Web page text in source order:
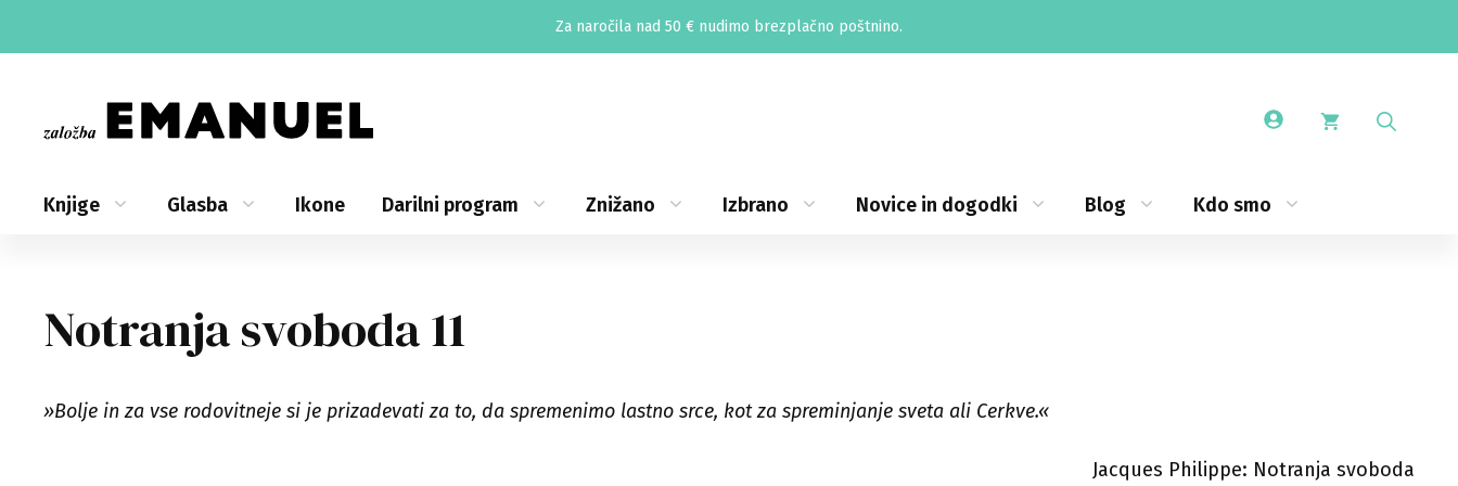
Za naročila nad 50 € nudimo brezplačno poštnino.
Knjige Glasba Ikone Darilni program Znižano Izbrano Novice in dogodki Blog Kdo smo
Notranja svoboda 11
»Bolje in za vse rodovitneje si je prizadevati za to, da spremenimo lastno srce, kot za spreminjanje sveta ali Cerkve.«
Jacques Philippe: Notranja svoboda